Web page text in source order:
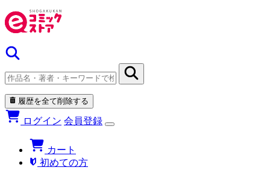
履歴を全て削除する
ログイン 会員登録
カート
初めての方